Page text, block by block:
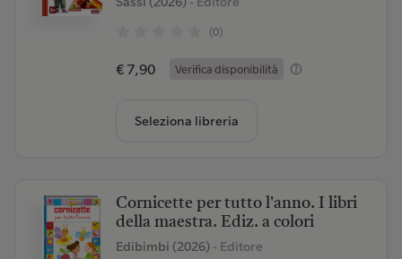
(0)
€ 7,90 Verifica disponibilità
Seleziona libreria
Cornicette per tutto l'anno. I libri
della maestra. Ediz. a colori
Edibimbi (2026)- Editore